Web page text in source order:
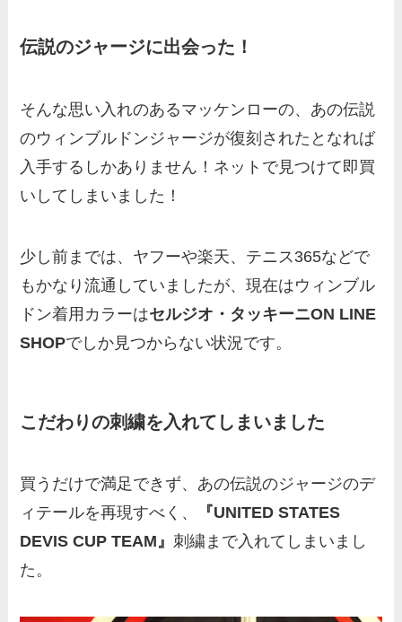
伝説のジャージに出会った！
そんな思い入れのあるマッケンローの、あの伝説
のウィンブルドンジャージが復刻されたとなれば
入手するしかありません！ネットで見つけて即買
いしてしまいました！
少し前までは、ヤフーや楽天、テニス365などで
もかなり流通していましたが、現在はウィンブル
ドン着用カラーはセルジオ・タッキーニON LINE
SHOPでしか見つからない状況です。
こだわりの刺繍を入れてしまいました
買うだけで満足できず、あの伝説のジャージのデ
ィテールを再現すべく、
『UNITED STATES
DEVIS CUP TEAM』 刺繍まで入れてしまいまし
た。